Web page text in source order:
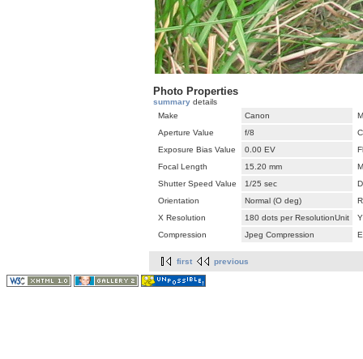
Photo Properties
summary details
Make
Canon
Aperture Value
f/8
Exposure Bias Value
0.00 EV
Focal Length
15.20 mm
Shutter Speed Value
1/25 sec
Orientation
Normal (O deg)
X Resolution
180 dots per ResolutionUnit
Compression
Jpeg Compression
first previous